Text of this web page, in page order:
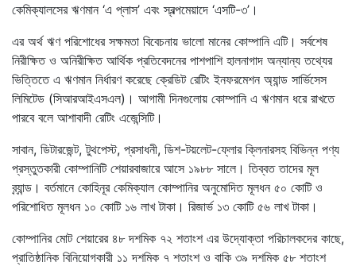
কেমিক্যালসের ঋণমান ‘এ প্লাস’ এবং স্বল্পমেয়াদে ‘এসটি-৩’।
এর অর্থ ঋণ পরিশোধের সক্ষমতা বিবেচনায় ভালো মানের কোম্পানি এটি। সর্বশেষ
নিরীক্ষিত ও অনিরীক্ষিত আর্থিক প্রতিবেদনের পাশপাশি হালনাগাদ অন্যান্য তথ্যের
ভিত্তিতে এ ঋণমান নির্ধারণ করেছে ক্রেডিট রেটিং ইনফরমেশন অ্যান্ড সার্ভিসেস
লিমিটেড (সিআরআইএসএল)। আগামী দিনগুলোয় কোম্পানি এ ঋণমান ধরে রাখতে
পারবে বলে আশাবাদী রেটিং এজেন্সিটি।
সাবান, ডিটারজেন্ট, টুথপেস্ট, প্রসাধনী, ডিশ-টয়লেট-ফ্লোর ক্লিনারসহ বিভিন্ন পণ্য
প্রস্তুতকারী কোম্পানিটি শেয়ারবাজারে আসে ১৯৮৮ সালে। তিব্বত তাদের মূল
ব্র্যান্ড। বর্তমানে কোহিনূর কেমিক্যাল কোম্পানির অনুমোদিত মূলধন ৫০ কোটি ও
পরিশোধিত মূলধন ১০ কোটি ১৬ লাখ টাকা। রিজার্ভ ১৩ কোটি ৫৬ লাখ টাকা।
কোম্পানির মোট শেয়ারের ৪৮ দশমিক ৭২ শতাংশ এর উদ্যোক্তা পরিচালকদের কাছে,
প্রাতিষ্ঠানিক বিনিয়োগকারী ১১ দশমিক ৭ শতাংশ ও বাকি ৩৯ দশমিক ৫৮ শতাংশ